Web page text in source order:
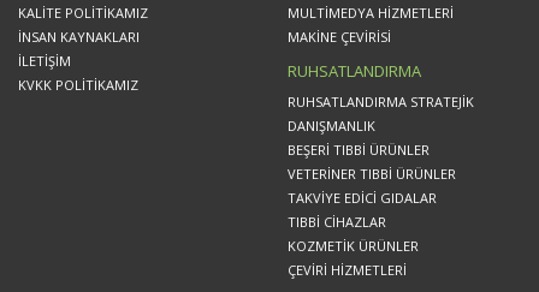
KALİTE POLİTİKAMIZ
İNSAN KAYNAKLARI
İLETİŞİM
KVKK POLİTİKAMIZ
MULTİMEDYA HİZMETLERİ
MAKİNE ÇEVİRİSİ
RUHSATLANDIRMA
RUHSATLANDIRMA STRATEJİK
DANIŞMANLIK
BEŞERİ TIBBİ ÜRÜNLER
VETERİNER TIBBİ ÜRÜNLER
TAKVİYE EDİCİ GIDALAR
TIBBİ CİHAZLAR
KOZMETİK ÜRÜNLER
ÇEVİRİ HİZMETLERİ